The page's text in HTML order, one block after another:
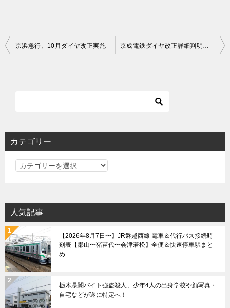
投
シ
京浜急行、10月ダイヤ改正実施
カテゴリー
カ
リ
ー
人気記事
【2026年8月7日〜】JR磐越西線 電車＆代行バス接続時
刻表【郡山〜猪苗代〜会津若松】全便＆快速停車駅まと
め
栃木県闇バイト強盗殺人、少年4人の出身学校や顔写真・
自宅などが遂に特定へ！